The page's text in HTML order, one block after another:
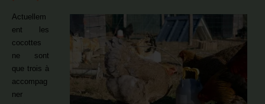
Actuellem
ent les
cocottes
ne sont
que trois à
accompag
ner